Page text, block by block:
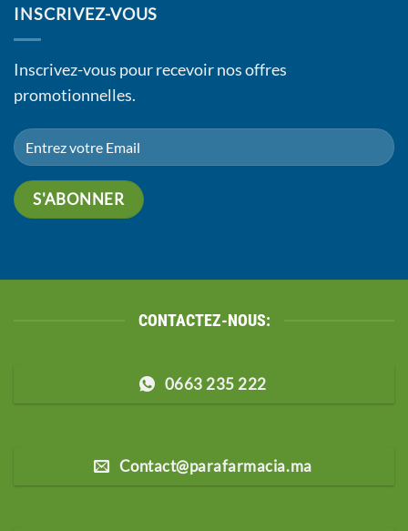
INSCRIVEZ-VOUS
Inscrivez-vous pour recevoir nos offres
promotionnelles.
CONTACTEZ-NOUS:
0663 235 222
Contact@parafarmacia.ma